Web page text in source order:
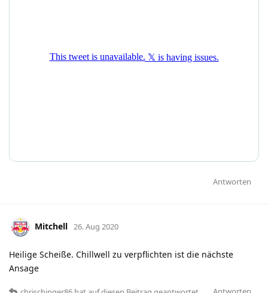
Antworten
Mitchell 26. Aug 2020
Heilige Scheiße. Chillwell zu verpflichten ist die nächste
Ansage